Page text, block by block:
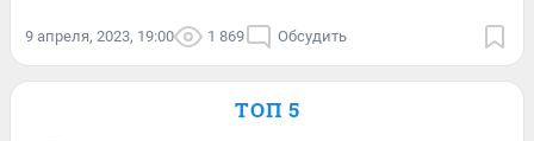
9 апреля, 2023, 19:00 1 869 Обсудить
ТОП 5